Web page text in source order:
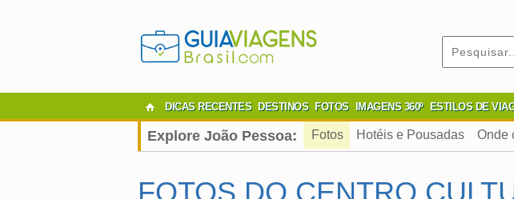
DICAS RECENTES DESTINOS FOTOS IMAGENS 360º ESTILOS DE
Explore João Pessoa: Fotos Hotéis e Pousadas Onde
FOTOS DO CENTRO